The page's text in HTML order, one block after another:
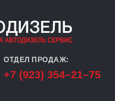
ОТДЕЛ ПРОДАЖ:
+7 (923) 354–21–75